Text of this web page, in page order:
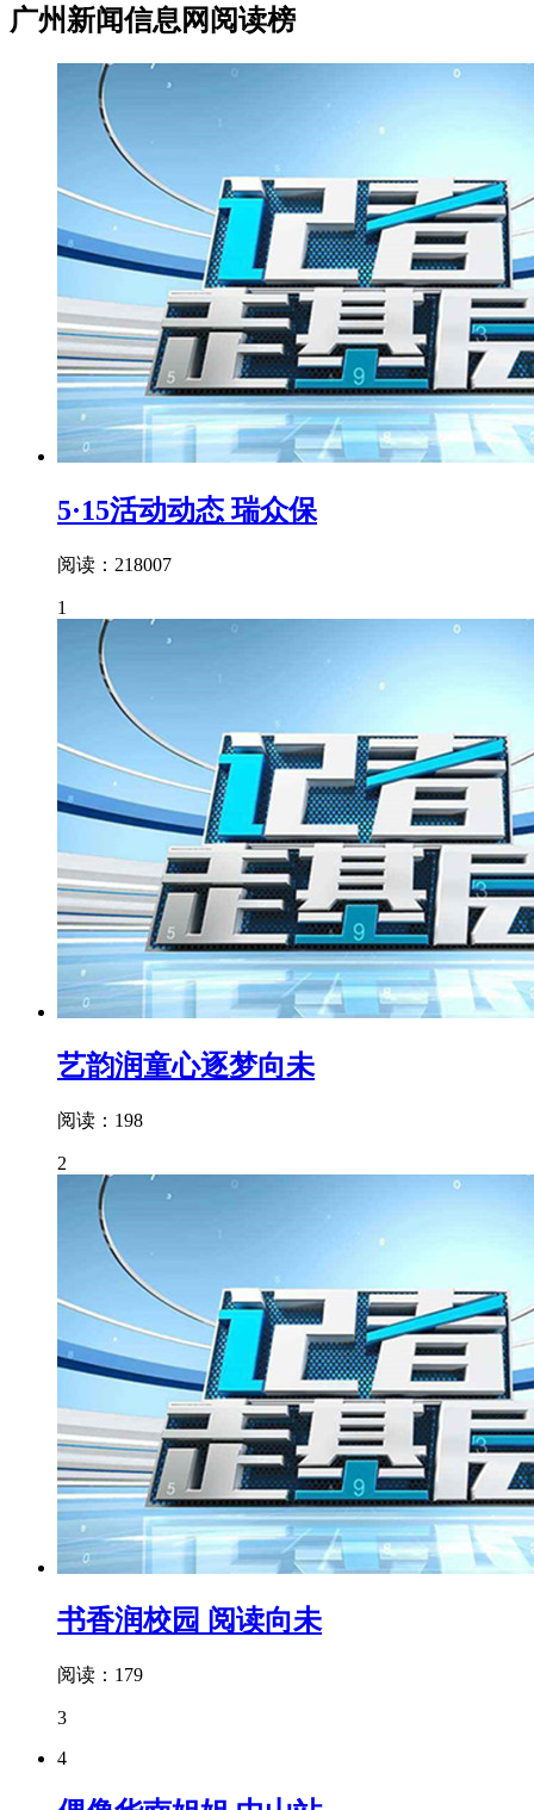
广州新闻信息网阅读榜
5·15活动动态 瑞众保
阅读：218007
1
艺韵润童心逐梦向未
阅读：198
2
书香润校园 阅读向未
阅读：179
3
4